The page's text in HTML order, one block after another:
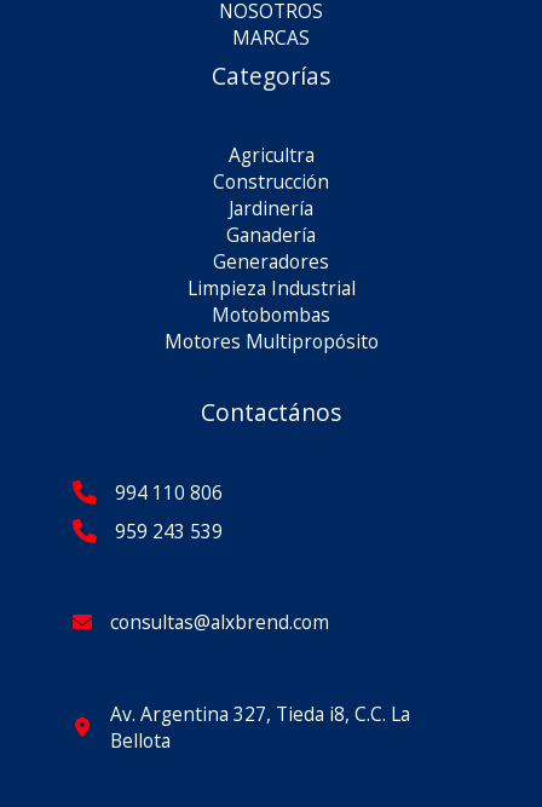
NOSOTROS
MARCAS
Categorías
Agricultra
Construcción
Jardinería
Ganadería
Generadores
Limpieza Industrial
Motobombas
Motores Multipropósito
Contactános
994 110 806
959 243 539
consultas@alxbrend.com
Av. Argentina 327, Tieda i8, C.C. La
Bellota